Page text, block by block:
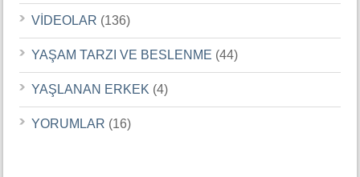
VİDEOLAR (136)
YAŞAM TARZI VE BESLENME (44)
YAŞLANAN ERKEK (4)
YORUMLAR (16)